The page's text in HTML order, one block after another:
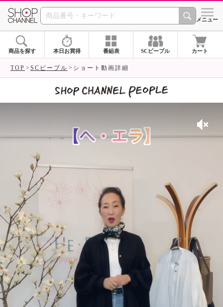
SHOP CHANNEL シメニュー
商品を探す 本日お買得 番組表 SCピープル カート
TOP SCピープル ショート動画詳細